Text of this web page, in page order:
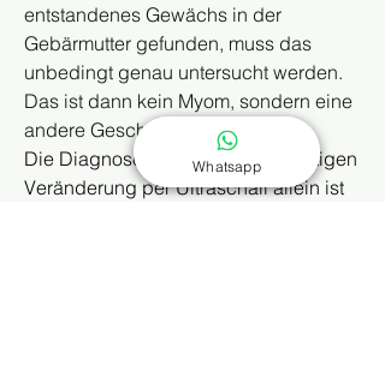
entstandenes Gewächs in der
Gebärmutter gefunden, muss das
unbedingt genau untersucht werden.
Das ist dann kein Myom, sondern eine
andere Geschwulst.
Die Diagnosestellung einer bösartigen
Veränderung per Ultraschall allein ist
Whatsapp